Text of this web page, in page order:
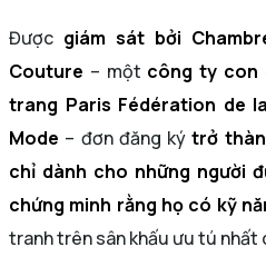
Được giám sát bởi
Couture – một công ty con
trang Paris Fédération de
Mode – đơn đăng kýtrở
chỉ dành cho những người
chứng minh rằng họ có kỹ
tranh trên sân khấu ưu tú nhất